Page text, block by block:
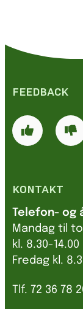
FEEDBACK
KONTAKT
Telefon- og
Mandag til
kl. 8.30-14.00
Fredag kl.
Tlf. 72 36 78